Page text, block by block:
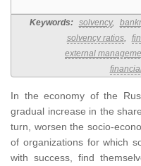
Keywords: solvency,
solvency ratios,
external
In the economy of the
gradual increase in the
turn, worsen the socio-
of organizations for which
with success, find